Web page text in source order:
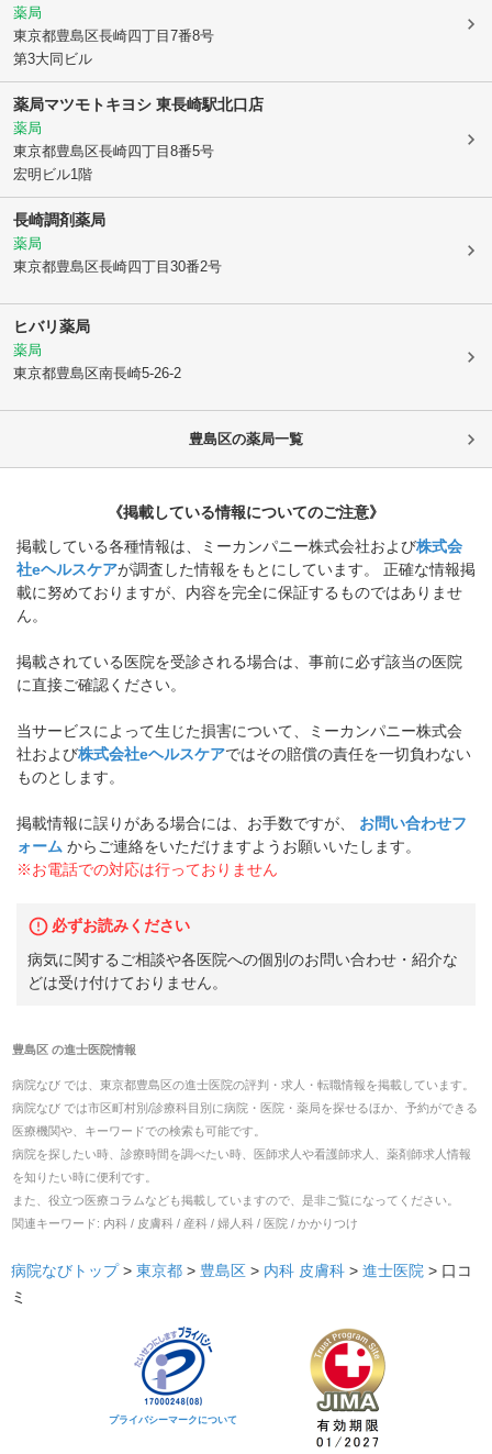
薬局
東京都豊島区長崎四丁目7番8号
第3大同ビル
薬局マツモトキヨシ 東長崎駅北口店
薬局
東京都豊島区長崎四丁目8番5号
宏明ビル1階
長崎調剤薬局
薬局
東京都豊島区長崎四丁目30番2号
ヒバリ薬局
薬局
東京都豊島区南長崎5-26-2
豊島区の薬局一覧
《掲載している情報についてのご注意》
掲載している各種情報は、ミーカンパニー株式会社および株式会
社eヘルスケアが調査した情報をもとにしています。 正確な情報掲
載に努めておりますが、内容を完全に保証するものではありませ
ん。
掲載されている医院を受診される場合は、事前に必ず該当の医院
に直接ご確認ください。
当サービスによって生じた損害について、ミーカンパニー株式会
社および株式会社eヘルスケアではその賠償の責任を一切負わない
ものとします。
掲載情報に誤りがある場合には、お手数ですが、
お問い合わせフ
ォーム からご連絡をいただけますようお願いいたします。
※お電話での対応は行っておりません
必ずお読みください
病気に関するご相談や各医院への個別のお問い合わせ・紹介な
どは受け付けておりません。
豊島区 の進士医院情報
病院なび では、 東京都豊島区の進士医院の評判・求人・転職情報を掲載しています。
病院なび では市区町村別/診療科目別に病院・医院・薬局を探せるほか、予約ができる
医療機関や、キーワードでの検索も可能です。
病院を探したい時、診療時間を調べたい時、医師求人や看護師求人、薬剤師求人情報
を知りたい時に便利です。
また、役立つ医療コラムなども掲載していますので、是非ご覧になってください。
関連キーワード: 内科 / 皮膚科 / 産科 / 婦人科 / 医院 / かかりつけ
病院なびトップ > 東京都 > 豊島区 > 内科 皮膚科 > 進士医院 > 口コ
ミ
プライバシーマークについて